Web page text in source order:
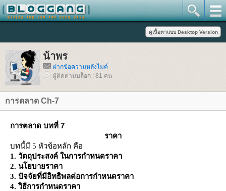
น้าพร
ฝากข้อความหลังไมค์
ผู้ติดตามบล็อก : 81 คน
การตลาด Ch-7
การตลาด บทที่ 7
ราคา
บทนี้มี 5 หัวข้อหลัก คือ
1. วัตถุประสงค์ ในการกำหนดราคา
2. นโยบายราคา
3. ปัจจัยที่มีอิทธิพลต่อการกำหนดราคา
4. วิธีการกำหนดราคา